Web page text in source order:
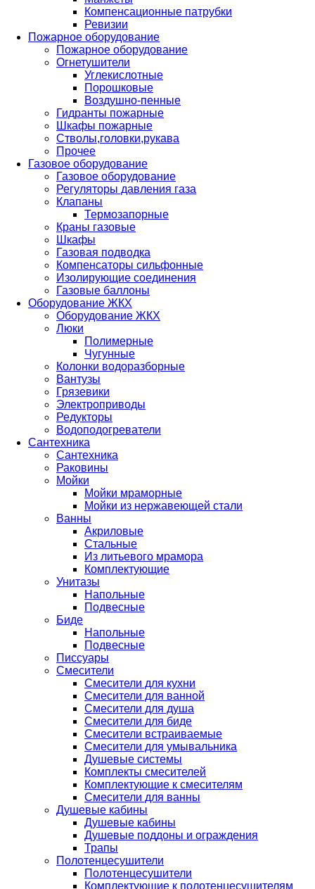
Компенсационные патрубки
Ревизии
Пожарное оборудование
Пожарное оборудование
Огнетушители
Углекислотные
Порошковые
Воздушно-пенные
Гидранты пожарные
Шкафы пожарные
Стволы,головки,рукава
Прочее
Газовое оборудование
Газовое оборудование
Регуляторы давления газа
Клапаны
Термозапорные
Краны газовые
Шкафы
Газовая подводка
Компенсаторы сильфонные
Изолирующие соединения
Газовые баллоны
Оборудование ЖКХ
Оборудование ЖКХ
Люки
Полимерные
Чугунные
Колонки водоразборные
Вантузы
Грязевики
Электроприводы
Редукторы
Водоподогреватели
Сантехника
Сантехника
Раковины
Мойки
Мойки мраморные
Мойки из нержавеющей стали
Ванны
Акриловые
Стальные
Из литьевого мрамора
Комплектующие
Унитазы
Напольные
Подвесные
Биде
Напольные
Подвесные
Писсуары
Смесители
Смесители для кухни
Смесители для ванной
Смесители для душа
Смесители для биде
Смесители встраиваемые
Смесители для умывальника
Душевые системы
Комплекты смесителей
Комплектующие к смесителям
Смесители для ванны
Душевые кабины
Душевые кабины
Душевые поддоны и ограждения
Трапы
Полотенцесушители
Полотенцесушители
Комплектующие к полотенцесушителям